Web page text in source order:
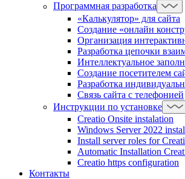
Программная разработка
«Калькулятор» для сайта
Создание «онлайн
Организация
Разработка цепочки
Интеллектуальное
Создание посетителем
Разработка
Связь сайта с телефонией
Инструкции по установке
Creatio Onsite instalation
Windows Server 2022
Install server roles for
Automatic Installation
Creatio https configuration
Контакты